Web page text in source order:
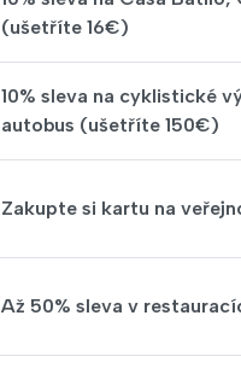
(ušetříte 16€)
10% sleva na cyklistické
autobus (ušetříte 150€)
Zakupte si kartu na
Až 50% sleva v